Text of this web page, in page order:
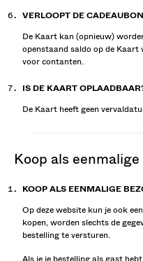
VERLOOPT DE
De Kaart kan (opnieuw)
openstaand saldo op de
voor contanten.
IS DE KAART
De Kaart heeft geen
koop als
KOOP ALS EENMALIGE
Op deze website kun je ook
kopen, worden slechts de
bestelling te versturen.